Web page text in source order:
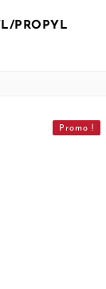
PROPYL
Promo !